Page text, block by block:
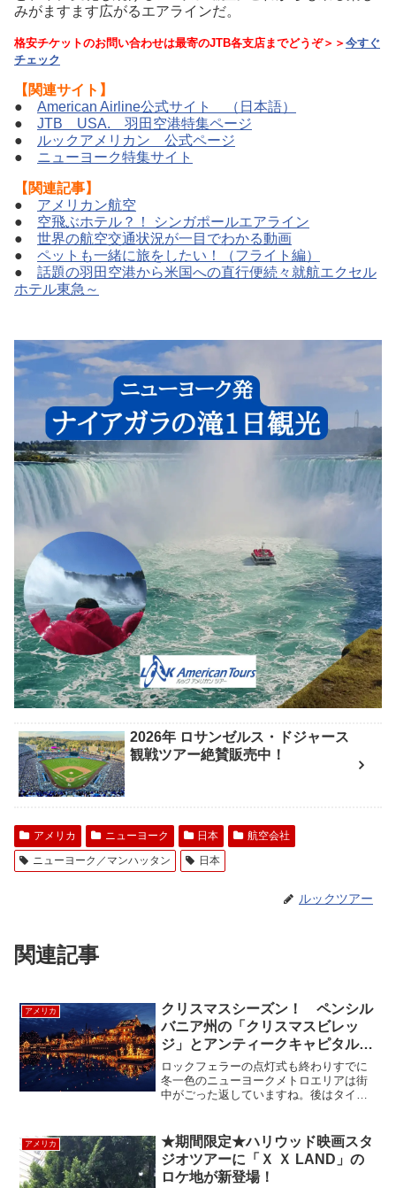
みがますます広がるエアラインだ。
格安チケットのお問い合わせは最寄のJTB各支店までどうぞ＞＞ 今すぐ
チェック
【関連サイト】
● American Airline公式サイト （日本語）
● JTB USA. 羽田空港特集ページ
●
ルックアメリカン 公式ページ
● ニューヨーク特集サイト
【関連記事】
● アメリカン航空
● 空飛ぶホテル？！ シンガポールエアライン
● 世界の航空交通状況が一目でわかる動画
● ペットも一緒に旅をしたい！（フライト編）
● 話題の羽田空港から米国への直行便続々就航エクセル
ホテル東急～
2026年 ロサンゼルス・ドジャース
観戦ツアー絶賛販売中！
アメリカ ニューヨーク 日本
航空会社
ニューヨーク／マンハッタン
日本
ルックツアー
関連記事
アメリカ
クリスマスシーズン！ ペンシル
バニア州の「クリスマスビレッ
ジ」とアンティークキャピタルと
もよばれる「アダムスタウン」へ
～
ロックフェラーの点灯式も終わりすでに
冬一色のニューヨークメトロエリアは街
中がごった返していますね。後はタイム
近郊ではクリスマス関連のイベントが多
く開催されております。...
アメリカ
★期間限定★ハリウッド映画スタ
ジオツアーに「Ｘ Ｘ LAND」の
ロケ地が新登場！